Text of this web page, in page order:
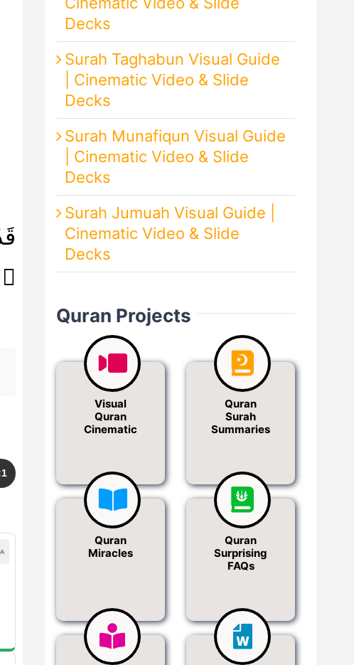
Decks
Surah Taghabun Visual Guide
| Cinematic Video & Slide
Decks
Surah Munafiqun Visual Guide
| Cinematic Video & Slide
Decks
Surah Jumuah Visual Guide |
Cinematic Video & Slide
Decks
Quran Projects
Visual
Quran
Cinematic
Quran
Surah
Summaries
Quran
Miracles
Quran
Surprising
FAQs